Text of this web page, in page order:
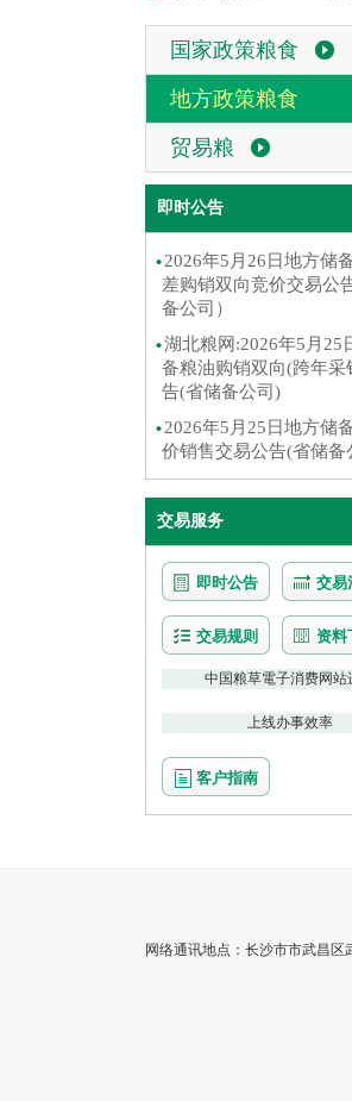
国家政策粮食
地方政策粮食
贸易粮
即时公告
2026年5月26日地方储
差购销双向竞价交易公
备公司）
湖北粮网:2026年5月25
备粮油购销双向(跨年采
告(省储备公司)
2026年5月25日地方储
价销售交易公告(省储备
交易服务
即时公告 交易
交易规则 资料
中国粮草電子消费网站
上线办事效率
客户指南
网络通讯地点：长沙市市武昌区